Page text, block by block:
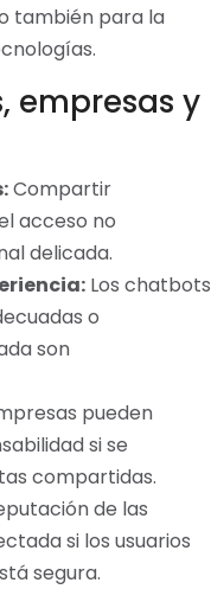
también para la
empresas y
Compartir
acceso no
delicada.
Los chatbots
o
son
pueden
si se
compartidas.
de las
si los usuarios
segura.